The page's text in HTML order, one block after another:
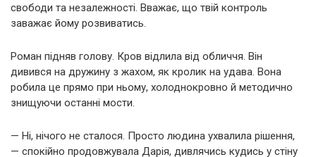
свободи та незалежності. Вважає, що твій контроль
заважає йому розвиватись.
Роман підняв голову. Кров відлила від обличчя. Він
дивився на дружину з жахом, як кролик на удава. Вона
робила це прямо при ньому, холоднокровно й методично
знищуючи останні мости.
— Ні, нічого не сталося. Просто людина ухвалила рішення,
— спокійно продовжувала Дарія, дивлячись кудись у стіну